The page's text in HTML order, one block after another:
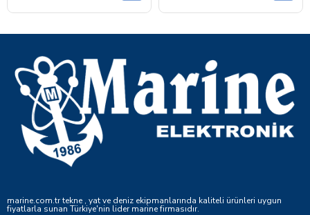
marine.com.tr tekne , yat ve deniz ekipmanlarında kaliteli ürünleri uygun
fiyatlarla sunan Türkiye'nin lider marine firmasıdır.